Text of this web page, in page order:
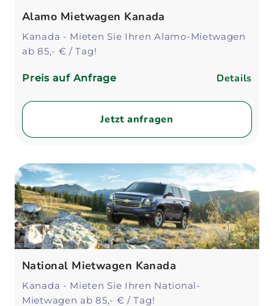
Alamo Mietwagen Kanada
Kanada - Mieten Sie Ihren Alamo-Mietwagen
ab 85,- € / Tag!
Preis auf Anfrage Details
Jetzt anfragen
National Mietwagen Kanada
Kanada - Mieten Sie Ihren National-
Mietwagen ab 85,- € / Tag!